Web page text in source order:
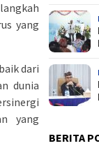
yang
dari
dunia
yang
BERITA